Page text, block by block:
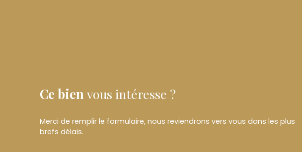
Ce bien vous intéresse ?
Merci de remplir le formulaire, nous reviendrons vers vous dans les plus
brefs délais.